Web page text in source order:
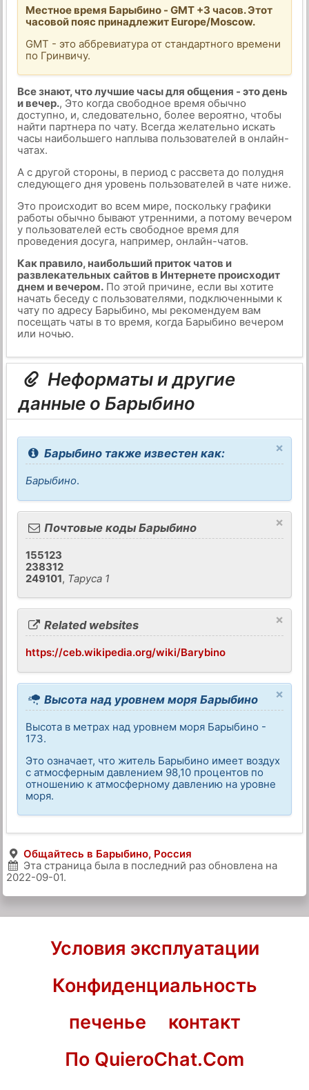
Местное время Барыбино - GMT +3 часов. Этот
часовой пояс принадлежит Europe/Moscow.
GMT - это аббревиатура от стандартного времени
по Гринвичу.
Все знают, что лучшие часы для общения - это день
и вечер., Это когда свободное время обычно
доступно, и, следовательно, более вероятно, чтобы
найти партнера по чату. Всегда желательно искать
часы наибольшего наплыва пользователей в онлайн-
чатах.
А с другой стороны, в период с рассвета до полудня
следующего дня уровень пользователей в чате ниже.
Это происходит во всем мире, поскольку графики
работы обычно бывают утренними, а потому вечером
у пользователей есть свободное время для
проведения досуга, например, онлайн-чатов.
Как правило, наибольший приток чатов и
развлекательных сайтов в Интернете происходит
днем и вечером.По этой причине, если вы хотите
начать беседу с пользователями, подключенными к
чату по адресу Барыбино, мы рекомендуем вам
посещать чаты в то время, когда Барыбино вечером
или ночью.
Неформаты и другие
данные о Барыбино
×
Барыбино также известен как:
Барыбино.
×
Почтовые коды Барыбино
155123
238312
249101, Таруса 1
×
Related websites
https://ceb.wikipedia.org/wiki/Barybino
×
Высота над уровнем моря Барыбино
Высота в метрах над уровнем моря Барыбино -
173.
Это означает, что житель Барыбино имеет воздух
с атмосферным давлением 98,10 процентов по
отношению к атмосферному давлению на уровне
моря.
Общайтесь в Барыбино, Россия
Эта страница была в последний раз обновлена на
2022-09-01.
Условия эксплуатации
Конфиденциальность
печенье
контакт
По QuieroChat.Com